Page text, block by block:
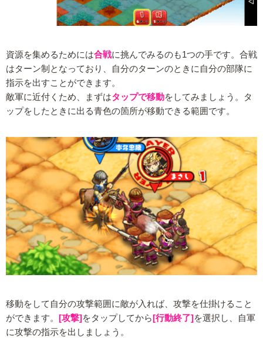
資源を集めるためには合戦に挑んでみるのも1つの手です。合戦
はターン制となっており、自分のターンのときに自分の部隊に
指示を出すことができます。
敵軍に近付くため、まずはタップで移動をしてみましょう。タ
ップをしたときに出る青色の箇所が移動できる範囲です。
移動をして自分の攻撃範囲に敵が入れば、攻撃を仕掛けること
ができます。
[攻撃] をタップしてから [行動終了] を選択し、自軍
に攻撃の指示を出しましょう。